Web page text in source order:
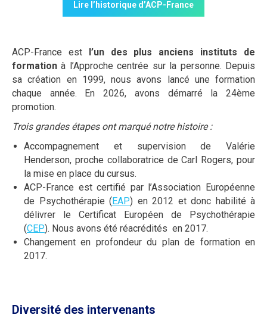
Lire l’historique d’ACP-France
ACP-France est
l’un des plus anciens instituts de
formation à l’Approche centrée sur la personne. Depuis
sa création en 1999, nous avons lancé une formation
chaque année. En 2026, avons démarré la 24ème
promotion.
Trois grandes étapes ont marqué notre histoire :
Accompagnement et supervision de Valérie
Henderson, proche collaboratrice de Carl Rogers, pour
la mise en place du cursus.
ACP-France est certifié par l’Association Européenne
de Psychothérapie ( EAP) en 2012 et donc habilité à
délivrer le Certificat Européen de Psychothérapie
(CEP). Nous avons été réacrédités en 2017.
Changement en profondeur du plan de formation en
2017.
Diversité des intervenants